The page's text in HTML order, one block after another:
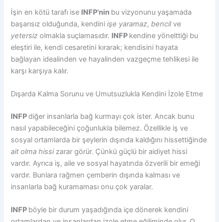
İşin en kötü tarafı ise INFP’nin bu vizyonunu yaşamada
başarısız olduğunda, kendiniişe yaramaz, bencilve
yetersiz olmakla suçlamasıdır. INFP kendine yönelttiği bu
eleştiri ile, kendi cesaretini kırarak; kendisini hayata
bağlayan idealinden ve hayalinden vazgeçme tehlikesi ile
karşı karşıya kalır.
Dışarda Kalma Sorunu ve Umutsuzlukla Kendini İzole Etme
INFPdiğer insanlarla bağ kurmayı çok ister. Ancak bunu
nasıl yapabileceğini çoğunlukla bilemez. Özellikle iş ve
sosyal ortamlarda bir şeylerin dışında kaldığını hissettiğinde
ait olma hissizarar görür. Çünkü güçlü bir aidiyet hissi
vardır. Ayrıca iş, aile ve sosyal hayatında özverili bir emeği
vardır. Bunlara rağmen çemberin dışında kalması ve
insanlarla bağ kuramaması onu çok yaralar.
INFP böyle bir durum yaşadığında içe dönerek kendini